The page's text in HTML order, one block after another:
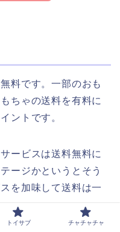
料です。一部のおも
ちゃの送料を有料に
ントです。
ービスは送料無料に
ージかというとそう
を加味して送料は一
トイサブ チャチャチャ